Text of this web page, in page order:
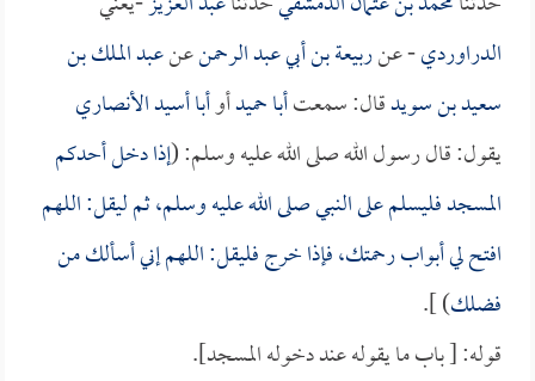
الدراوردي- عنربيعة بن أبي عبد الرحمنعنعبد الملك بن
سعيد بن سويدقال: سمعتأبا حميدأوأبا أسيد الأنصاري
يقول: قال رسول الله صلى الله عليه وسلم: (إذا دخل أحدكم
المسجد فليسلم على النبي صلى الله عليه وسلم، ثم ليقل: اللهم
افتح لي أبواب رحمتك، فإذا خرج فليقل: اللهم إني أسألك من
فضلك) ].
قوله: [ باب ما يقوله عند دخوله المسجد].